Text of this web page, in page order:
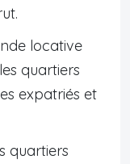
locative
quartiers
expatriés et
quartiers